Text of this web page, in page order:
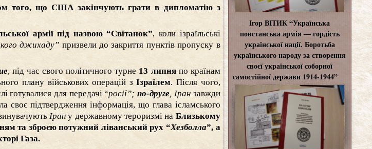
того, що США закінчують грати в дипломатію з
армії під назвою “Світанок”, коли ізраїльські
джихаду” призвели до закриття пунктів пропуску в
, під час свого політичного турне 13 липня по країнам
плану військових операцій зІзраїлем. Після чого,
готувалися для передачі “росії”;по-друге , Іран завжди
своє підтвердження інформація, що глава ісламського
Ірану державному тероризмі на Близькому
та зброєю потужний ліванський рух “Хезболла”, а
Газа.
Ігор ВІТИК “Українська
повстанська армія ― гордість
української нації. Боротьба
українського народу за створення
своєї української соборної
самостійної держави 1914-1944”